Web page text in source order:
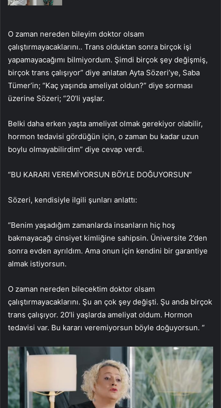
O zaman nereden bileyim doktor olsam
çalıştırmayacaklarını.. Trans olduktan sonra birçok işi
yapamayacağımı bilmiyordum. Şimdi birçok şey değişmiş,
birçok trans çalışıyor” diye anlatan Ayta Sözeri’ye, Saba
Tümer’in; “Kaç yaşında ameliyat oldun?” diye sorması
üzerine Sözeri; “20’li yaşlar.
Belki daha erken yaşta ameliyat olmak gerekiyor olabilir,
hormon tedavisi gördüğün için, o zaman bu kadar uzun
boylu olmayabilirdim” diye cevap verdi.
“BU KARARI VEREMİYORSUN BÖYLE DOĞUYORSUN”
Sözeri, kendisiyle ilgili şunları anlattı:
“Benim yaşadığım zamanlarda insanların hiç hoş
bakmayacağı cinsiyet kimliğine sahipsin. Üniversite 2’den
sonra evden ayrıldım. Ama onun için kendini bir garantiye
almak istiyorsun.
O zaman nereden bilecektim doktor olsam
çalıştırmayacaklarını. Şu an çok şey değişti. Şu anda birçok
trans çalışıyor. 20’li yaşlarda ameliyat oldum. Hormon
tedavisi var. Bu kararı veremiyorsun böyle doğuyorsun. “